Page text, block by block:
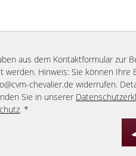
aus dem Kontaktformular zur
werden. Hinweis: Sie können Ihre
chevalier.de widerrufen.
Sie in unserer
. *